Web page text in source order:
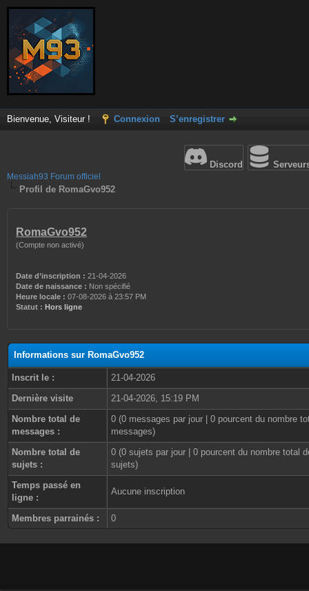
Bienvenue, Visiteur ! Connexion S’enregistrer
Discord
Messiah93 Forum officiel
Profil de RomaGvo952
RomaGvo952
(Compte non activé)
Date d’inscription : 21-04-2026
Date de naissance : Non spécifié
Heure locale : 07-08-2026 à 23:57 PM
Statut : Hors ligne
Informations sur RomaGvo952
Inscrit le :
21-04-2026
Dernière visite
21-04-2026, 15:19 PM
Nombre total de
messages :
0 (0 messages par jour | 0 pourcent du nombre
messages)
Nombre total de
sujets :
0 (0 sujets par jour | 0 pourcent du nombre total
sujets)
Temps passé en
ligne :
Aucune inscription
Membres parrainés : 0